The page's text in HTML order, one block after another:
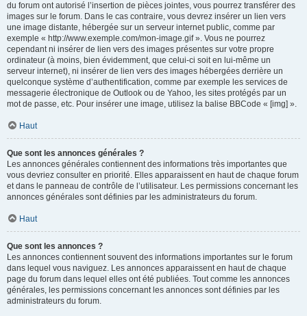
du forum ont autorisé l’insertion de pièces jointes, vous pourrez transférer des
images sur le forum. Dans le cas contraire, vous devrez insérer un lien vers
une image distante, hébergée sur un serveur internet public, comme par
exemple « http://www.exemple.com/mon-image.gif ». Vous ne pourrez
cependant ni insérer de lien vers des images présentes sur votre propre
ordinateur (à moins, bien évidemment, que celui-ci soit en lui-même un
serveur internet), ni insérer de lien vers des images hébergées derrière un
quelconque système d’authentification, comme par exemple les services de
messagerie électronique de Outlook ou de Yahoo, les sites protégés par un
mot de passe, etc. Pour insérer une image, utilisez la balise BBCode « [img] ».
Haut
Que sont les annonces générales ?
Les annonces générales contiennent des informations très importantes que
vous devriez consulter en priorité. Elles apparaissent en haut de chaque forum
et dans le panneau de contrôle de l’utilisateur. Les permissions concernant les
annonces générales sont définies par les administrateurs du forum.
Haut
Que sont les annonces ?
Les annonces contiennent souvent des informations importantes sur le forum
dans lequel vous naviguez. Les annonces apparaissent en haut de chaque
page du forum dans lequel elles ont été publiées. Tout comme les annonces
générales, les permissions concernant les annonces sont définies par les
administrateurs du forum.